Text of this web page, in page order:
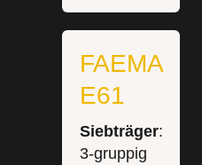
FAEMA
E61
Siebträger:
3-gruppig